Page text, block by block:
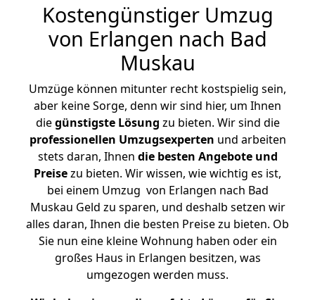
Kostengünstiger Umzug
von Erlangen nach Bad
Muskau
Umzüge können mitunter recht kostspielig sein,
aber keine Sorge, denn wir sind hier, um Ihnen
diegünstigste Lösung zu bieten. Wir sind die
professionellen Umzugsexperten und arbeiten
stets daran, Ihnen die besten Angebote und
Preisezu bieten. Wir wissen, wie wichtig es ist,
bei einem Umzug von Erlangen nach Bad
Muskau Geld zu sparen, und deshalb setzen wir
alles daran, Ihnen die besten Preise zu bieten. Ob
Sie nun eine kleine Wohnung haben oder ein
großes Haus in Erlangen besitzen, was
umgezogen werden muss.